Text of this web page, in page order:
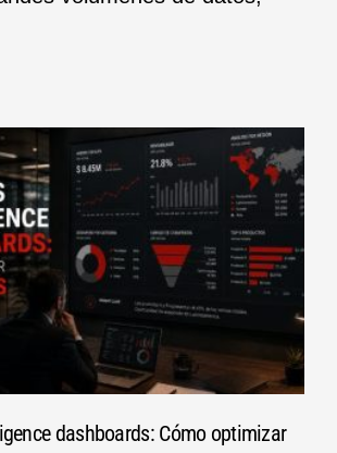
dashboards: Cómo optimizar